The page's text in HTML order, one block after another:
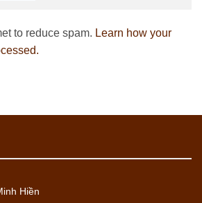
to reduce spam. Learn how your
Hiền